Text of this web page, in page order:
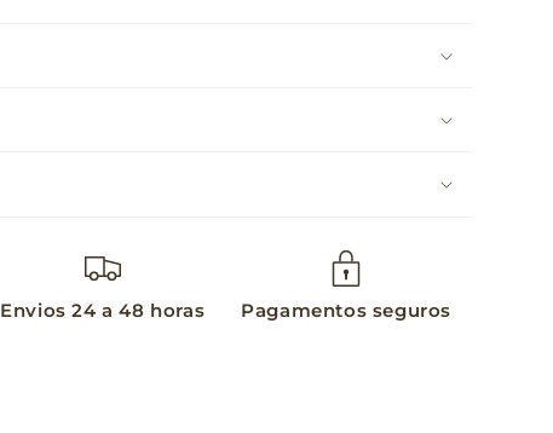
Envios 24 a 48 horas Pagamentos seguros